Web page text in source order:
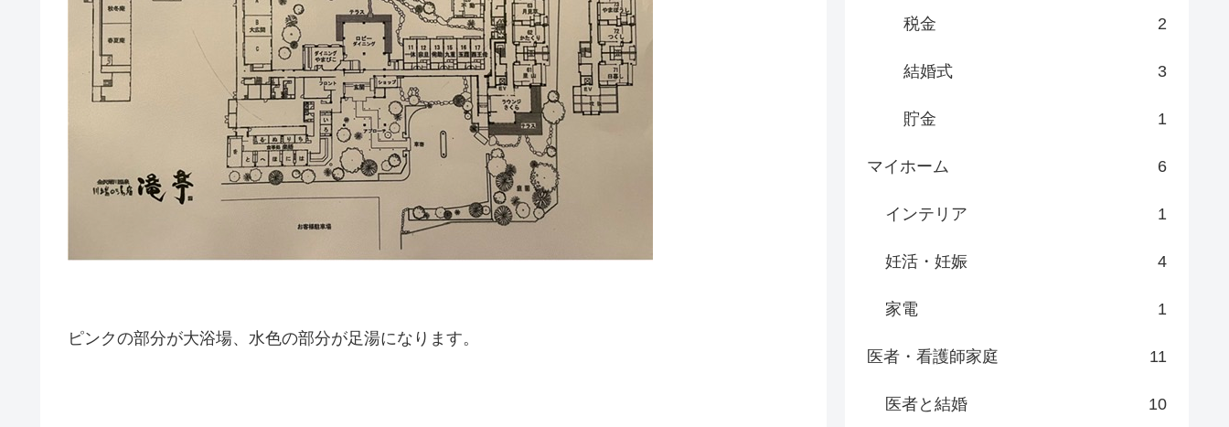
ピンクの部分が大浴場、水色の部分が足湯になります。
税金 2
結婚式 3
貯金 1
マイホーム 6
インテリア 1
妊活・妊娠 4
家電 1
医者・看護師家庭 11
医者と結婚 10